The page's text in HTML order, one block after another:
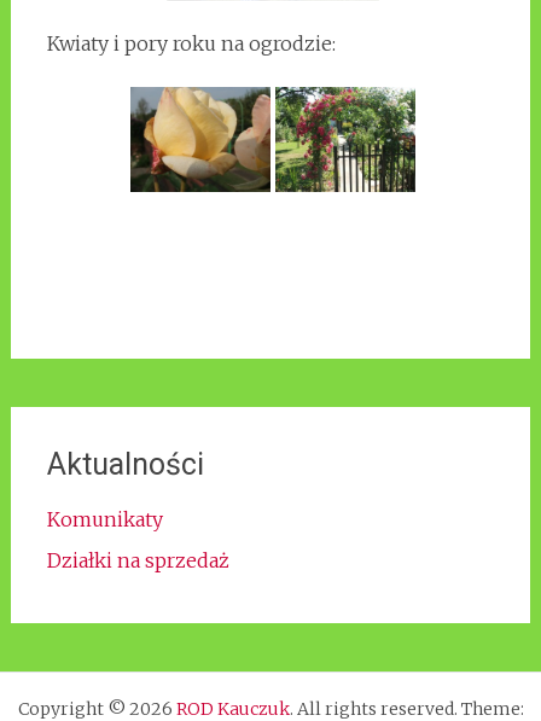
Kwiaty i pory roku na ogrodzie:
Aktualności
Komunikaty
Działki na sprzedaż
Copyright © 2026 ROD Kauczuk. All rights reserved. Theme: